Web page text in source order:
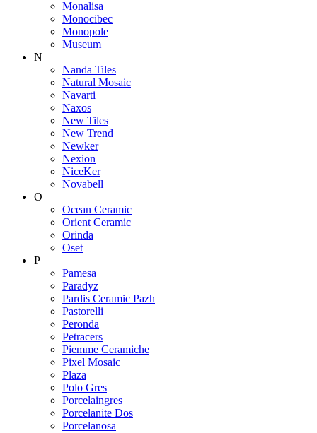
Monalisa
Monocibec
Monopole
Museum
N
Nanda Tiles
Natural Mosaic
Navarti
Naxos
New Tiles
New Trend
Newker
Nexion
NiceKer
Novabell
O
Ocean Ceramic
Orient Ceramic
Orinda
Oset
P
Pamesa
Paradyz
Pardis Ceramic Pazh
Pastorelli
Peronda
Petracers
Piemme Ceramiche
Pixel Mosaic
Plaza
Polo Gres
Porcelaingres
Porcelanite Dos
Porcelanosa